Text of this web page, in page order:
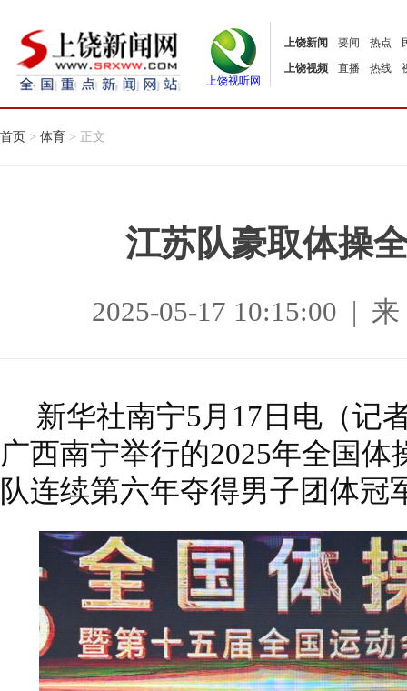
上饶视听网
上饶新闻 要闻 热点
上饶视频
直播 热线
首页 > 体育 > 正文
江苏队豪取体操
2025-05-17 10:15:00 |
新华社南宁5月17日电（记
广西南宁举行的2025年全国
队连续第六年夺得男子团体冠